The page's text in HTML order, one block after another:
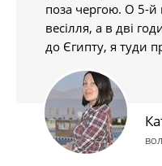
поза чергою. О 5-й
весілля, а в дві
до Єгипту, я туди